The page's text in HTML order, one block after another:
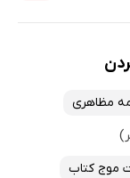
مظاهری
موج کتاب